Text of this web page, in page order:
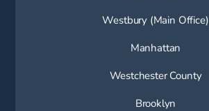
Westbury (Main Office)
Manhattan
Westchester County
Brooklyn